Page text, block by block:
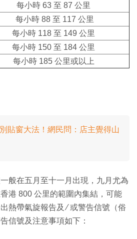
每小時 63 至 87 公里
每小時 88 至 117 公里
每小時 118 至 149 公里
每小時 150 至 184 公里
每小時 185 公里或以上
貼窗大法！網民問：店主覺得山
般在五月至十一月出現，九月尤為
港 800 公里的範圍內集結，可能
熱帶氣旋報告及 ∕ 或警告信號（俗
信號及注意事項如下：